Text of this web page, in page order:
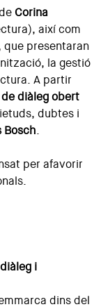
Corina
així com
que presentaran
la gestió
A partir
diàleg obert
dubtes i
Bosch.
per afavorir
i
dins del